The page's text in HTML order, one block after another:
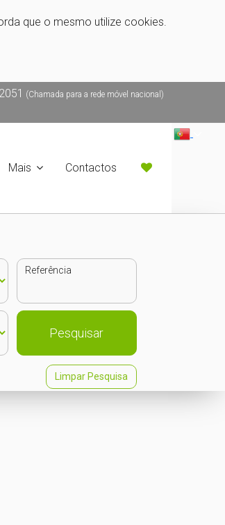
que o mesmo utilize cookies.
(Chamada para a rede móvel nacional)
Mais Contactos
Referência
Pesquisar
Limpar Pesquisa